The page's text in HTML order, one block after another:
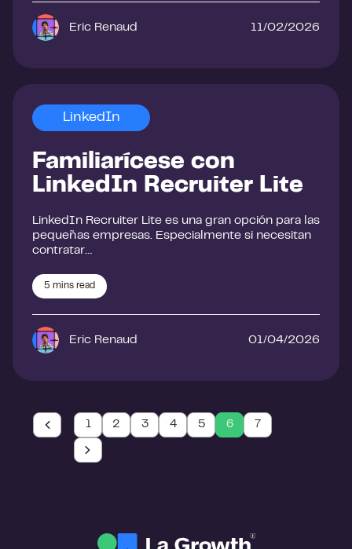
Eric Renaud 11/02/2026
LinkedIn
Familiarícese con
LinkedIn Recruiter Lite
LinkedIn Recruiter Lite es una gran opción para las
pequeñas empresas. Especialmente si necesitan
contratar…
5 mins read
Eric Renaud 01/04/2026
1 2 3 4 5 6 7